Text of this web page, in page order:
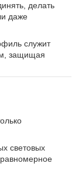
делать
даже
служит
защищая
световых